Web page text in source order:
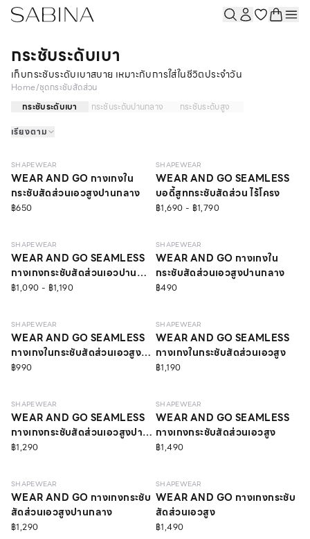
กระชับระดับเบา
เก็บกระชับระดับเบาสบาย เหมาะกับการใส่ในชีวิตประจำวัน
Home/ชุดกระชับสัดส่วน
กระชับระดับเบา
กระชับระดับปานกลาง
กระชับระดับสูง
เรียงตาม
LIGHT
SHAPEWEAR
WEAR AND GO กางเกงใน
กระชับสัดส่วนเอวสูงปานกลาง
฿650
SHAPEWEAR
WEAR AND GO SEAMLESS
บอดี้สูทกระชับสัดส่วน ไร้โครง
฿1,690 - ฿1,790
LIGHT
SHAPEWEAR
WEAR AND GO SEAMLESS
กางเกงกระชับสัดส่วนเอวปาน
กลาง (ขาสั้นพิเศษ)
฿1,090 - ฿1,190
LIGHT
SHAPEWEAR
WEAR AND GO กางเกงใน
กระชับสัดส่วนเอวสูงปานกลาง
฿490
LIGHT
SHAPEWEAR
WEAR AND GO SEAMLESS
กางเกงในกระชับสัดส่วนเอวสูง
ปานกลาง
฿990
LIGHT
SHAPEWEAR
WEAR AND GO SEAMLESS
กางเกงในกระชับสัดส่วนเอวสูง
฿1,190
LIGHT
SHAPEWEAR
WEAR AND GO SEAMLESS
กางเกงกระชับสัดส่วนเอวสูงปาน
กลาง
฿1,290
LIGHT
SHAPEWEAR
WEAR AND GO SEAMLESS
กางเกงกระชับสัดส่วนเอวสูง
฿1,490
LIGHT
SHAPEWEAR
WEAR AND GO กางเกงกระชับ
สัดส่วนเอวสูงปานกลาง
฿1,290
LIGHT
SHAPEWEAR
WEAR AND GO กางเกงกระชับ
สัดส่วนเอวสูง
฿1,490
LIGHT LIGHT